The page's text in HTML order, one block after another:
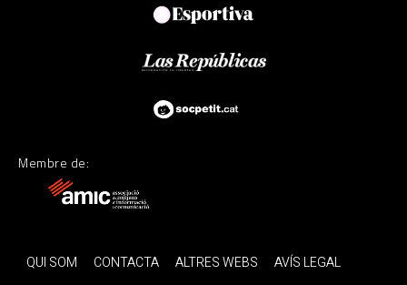
Membre de:
QUI SOM CONTACTA ALTRES WEBS AVÍS LEGAL